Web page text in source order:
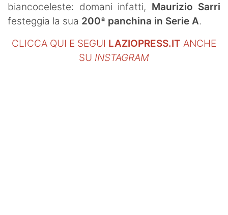
biancoceleste: domani infatti, Maurizio Sarri
festeggia la sua 200ª panchina in Serie A.
CLICCA QUI E SEGUI LAZIOPRESS.IT ANCHE
SU INSTAGRAM